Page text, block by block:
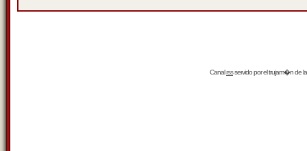
Canalrssservido por eltrujam�nde